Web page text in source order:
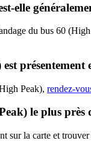
elle
du bus 60
présentement
Peak), rendez-
le plus près
sur la carte et